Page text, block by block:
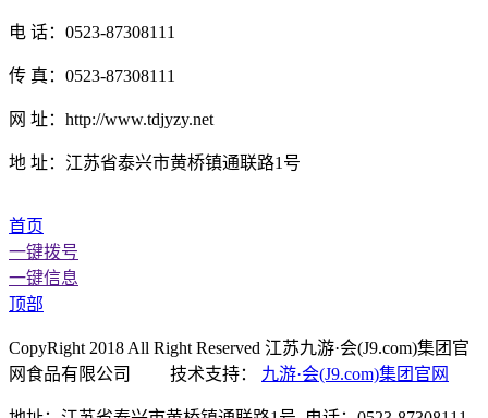
电 话：0523-87308111
传 真：0523-87308111
网 址：http://www.tdjyzy.net
地 址：江苏省泰兴市黄桥镇通联路1号
首页
一键拨号
一键信息
顶部
CopyRight 2018 All Right Reserved 江苏九游·会(J9.com)集团官
网食品有限公司 技术支持： 九游·会(J9.com)集团官网